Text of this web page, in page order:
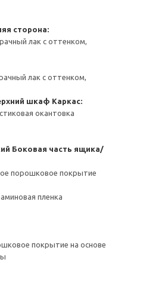
сторона:
лак с оттенком,
лак с оттенком,
шкаф Каркас:
окантовка
Боковая часть ящика/
порошковое покрытие
пленка
покрытие на основе